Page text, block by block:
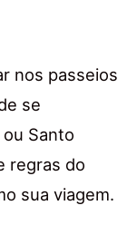
nos passeios
se
Santo
regras do
sua viagem.